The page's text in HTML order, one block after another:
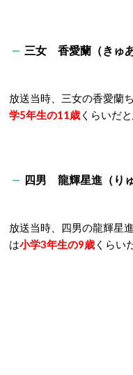
三女 香愛蘭（きゅ
放送当時、三女の香愛蘭
学5年生の11歳 くらいだ
四男 龍輝星進（り
放送当時、四男の龍輝星
は小学3年生の9歳 くらい